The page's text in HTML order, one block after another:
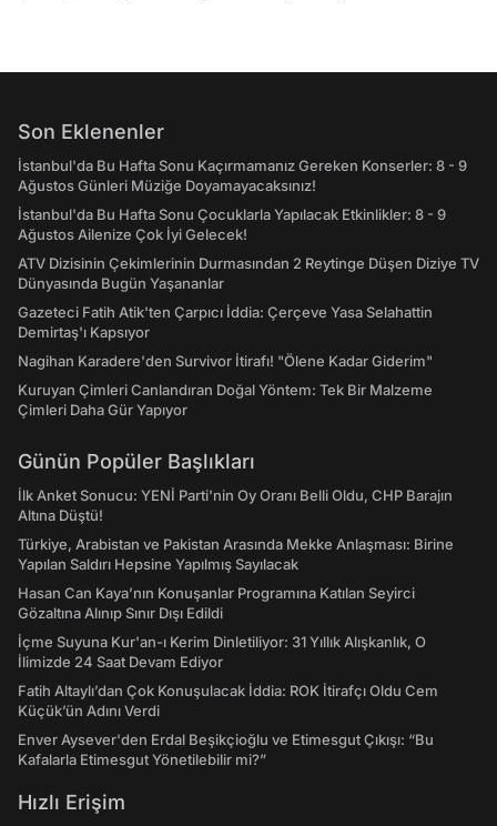
Son Eklenenler
İstanbul'da Bu Hafta Sonu Kaçırmamanız Gereken Konserler: 8 - 9
Ağustos Günleri Müziğe Doyamayacaksınız!
İstanbul'da Bu Hafta Sonu Çocuklarla Yapılacak Etkinlikler: 8 - 9
Ağustos Ailenize Çok İyi Gelecek!
ATV Dizisinin Çekimlerinin Durmasından 2 Reytinge Düşen Diziye TV
Dünyasında Bugün Yaşananlar
Gazeteci Fatih Atik'ten Çarpıcı İddia: Çerçeve Yasa Selahattin
Demirtaş'ı Kapsıyor
Nagihan Karadere'den Survivor İtirafı! "Ölene Kadar Giderim"
Kuruyan Çimleri Canlandıran Doğal Yöntem: Tek Bir Malzeme
Çimleri Daha Gür Yapıyor
Günün Popüler Başlıkları
İlk Anket Sonucu: YENİ Parti'nin Oy Oranı Belli Oldu, CHP Barajın
Altına Düştü!
Türkiye, Arabistan ve Pakistan Arasında Mekke Anlaşması: Birine
Yapılan Saldırı Hepsine Yapılmış Sayılacak
Hasan Can Kaya’nın Konuşanlar Programına Katılan Seyirci
Gözaltına Alınıp Sınır Dışı Edildi
İçme Suyuna Kur'an-ı Kerim Dinletiliyor: 31 Yıllık Alışkanlık, O
İlimizde 24 Saat Devam Ediyor
Fatih Altaylı’dan Çok Konuşulacak İddia: ROK İtirafçı Oldu Cem
Küçük’ün Adını Verdi
Enver Aysever'den Erdal Beşikçioğlu ve Etimesgut Çıkışı: “Bu
Kafalarla Etimesgut Yönetilebilir mi?”
Hızlı Erişim